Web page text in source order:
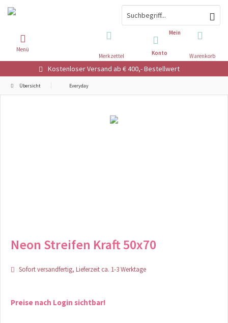
Kostenloser Versand ab € 400,- Bestellwert
Warenkorb
Merkzettel
Mein
Konto
Menü
Übersicht Everyday
Neon Streifen Kraft 50x70
Sofort versandfertig, Lieferzeit ca. 1-3 Werktage
Preise nach Login sichtbar!